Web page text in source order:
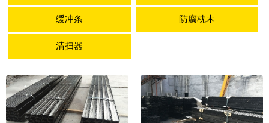
缓冲条 防腐枕木
清扫器